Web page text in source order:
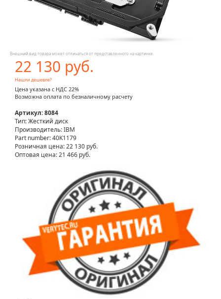
Внешний вид товара может отличаться от представленного на картинке
22 130 руб.
Нашли дешевле?
Цена указана с НДС 22%
Возможна оплата по безналичному расчету
Артикул: 8084
Тип: Жесткий диск
Производитель: IBM
Part number: 40K1179
Розничная цена:22 130 руб.
Оптовая цена: 21 466 руб.